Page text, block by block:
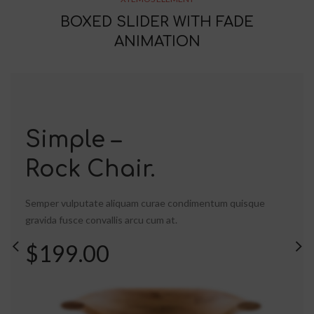
BOXED SLIDER WITH FADE
ANIMATION
Simple –
Rock Chair.
Semper vulputate aliquam curae condimentum quisque
gravida fusce convallis arcu cum at.
$199.00
Eames –
Side Chair.
Lounge Chairs.
Semper vulputate aliquam curae condimentum quisque